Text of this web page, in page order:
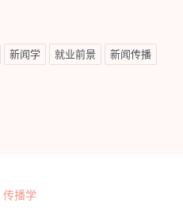
新闻学 就业前景 新闻传播
传播学